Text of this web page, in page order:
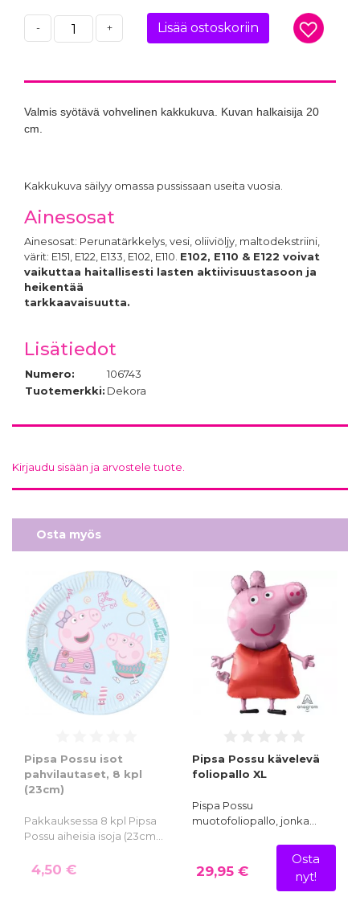
- + Lisää ostoskoriin
Valmis syötävä vohvelinen kakkukuva. Kuvan halkaisija 20
cm.
Kakkukuva säilyy omassa pussissaan useita vuosia.
Ainesosat
Ainesosat: Perunatärkkelys, vesi, oliiviöljy, maltodekstriini,
värit: E151, E122, E133, E102, E110. E102, E110 & E122 voivat
vaikuttaa haitallisesti lasten aktiivisuustasoon ja
heikentää
tarkkaavaisuutta.
Lisätiedot
Numero:
106743
Tuotemerkki: Dekora
Kirjaudu sisään ja arvostele tuote.
Osta myös
Pipsa Possu isot
pahvilautaset, 8 kpl
(23cm)
Pakkauksessa 8 kpl Pipsa
Possu aiheisia isoja (23cm…
4,50 €
Pipsa Possu kävelevä
foliopallo XL
Pispa Possu
muotofoliopallo, jonka…
29,95 €
Osta
nyt!